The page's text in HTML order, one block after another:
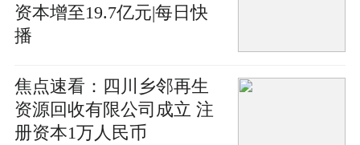
资本增至19.7亿元|每日快
播
焦点速看：四川乡邻再生
资源回收有限公司成立 注
册资本1万人民币